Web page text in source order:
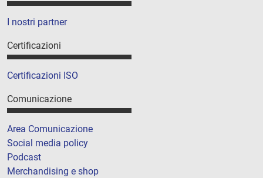
I nostri partner
Certificazioni
Certificazioni ISO
Comunicazione
Area Comunicazione
Social media policy
Podcast
Merchandising e shop